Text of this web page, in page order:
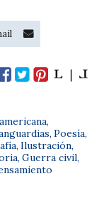
,
, Poesía,
, Ilustración,
, Guerra civil,